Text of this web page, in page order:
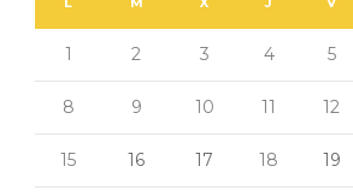
1 2 3 4 5
8 9 10 11 12
15 16 17 18 19